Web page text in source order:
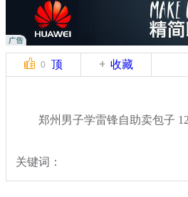
0 顶 收藏
郑州男子学雷锋自助卖包子
关键词：